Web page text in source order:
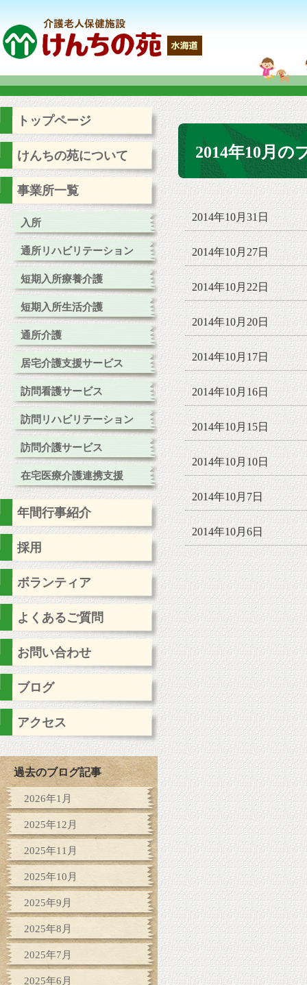
トップページ
けんちの苑について
事業所一覧
入所
通所リハビリテーション
短期入所療養介護
短期入所生活介護
通所介護
居宅介護支援サービス
訪問看護サービス
訪問リハビリテーション
訪問介護サービス
在宅医療介護連携支援
年間行事紹介
採用
ボランティア
よくあるご質問
お問い合わせ
ブログ
アクセス
過去のブログ記事
2026年1月
2025年12月
2025年11月
2025年10月
2025年9月
2025年8月
2025年7月
2025年6月
2014年10月の
2014年10月31日
2014年10月27日
2014年10月22日
2014年10月20日
2014年10月17日
2014年10月16日
2014年10月15日
2014年10月10日
2014年10月7日
2014年10月6日